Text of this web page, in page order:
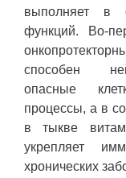
выполняет в
функций. Во-
способен
опасные
процессы, а в
в тыкве
укрепляет
хронических